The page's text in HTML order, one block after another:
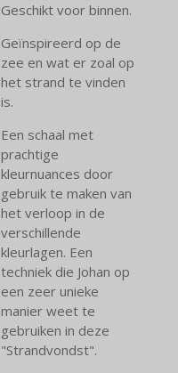
Geschikt voor binnen.
Geïnspireerd op de
zee en wat er zoal op
het strand te vinden
is.
Een schaal met
prachtige
kleurnuances door
gebruik te maken van
het verloop in de
verschillende
kleurlagen. Een
techniek die Johan op
een zeer unieke
manier weet te
gebruiken in deze
"Strandvondst".